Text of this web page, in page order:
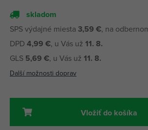
skladom
SPS výdajné miesta 3,59 €, na
DPD 4,99 €, u Vás už 11. 8.
GLS 5,69 €, u Vás už 11. 8.
Další možnosti doprav
Vložiť do košíka